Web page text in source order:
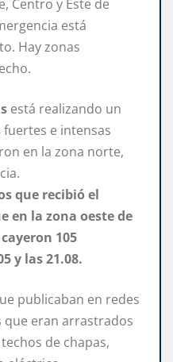
Centro y Este de
está
Hay zonas
está realizando un
e intensas
en la zona norte,
que recibió el
en la zona oeste de
105
y las 21.08.
publicaban en redes
que eran arrastrados
de chapas,